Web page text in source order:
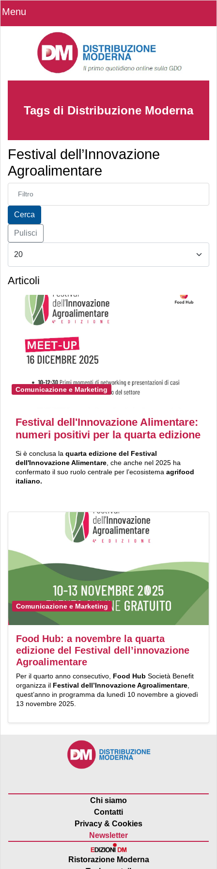
Menu
Tags di Distribuzione Moderna
Festival dell’Innovazione
Agroalimentare
Inserisci parte del titolo
Cerca
Pulisci
Articoli
Comunicazione e Marketing
Festival dell'Innovazione Alimentare:
numeri positivi per la quarta edizione
Si è conclusa la quarta edizione del Festival
dell'Innovazione Alimentare , che anche nel 2025 ha
confermato il suo ruolo centrale per l’ecosistema agrifood
italiano.
Comunicazione e Marketing
Food Hub: a novembre la quarta
edizione del Festival dell’innovazione
Agroalimentare
Per il quarto anno consecutivo, Food Hub Società Benefit
organizza il Festival dell’Innovazione Agroalimentare
quest’anno in programma da lunedì 10 novembre a giovedì
13 novembre 2025.
Chi siamo
Contatti
Privacy & Cookies
Newsletter
Ristorazione Moderna